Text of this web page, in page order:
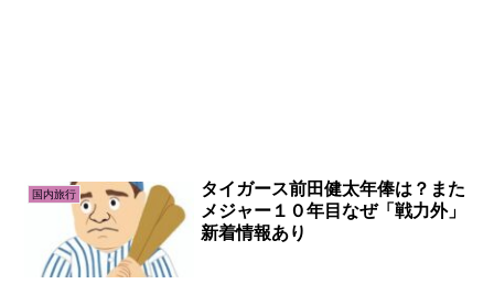
国内旅行
タイガース前田健太年俸は？また
メジャー１０年目なぜ「戦力外」
新着情報あり